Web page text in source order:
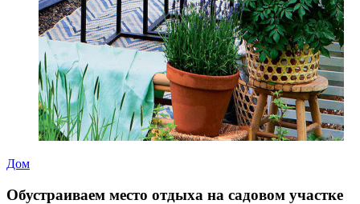
Дом
Обустраиваем место отдыха на садовом участке